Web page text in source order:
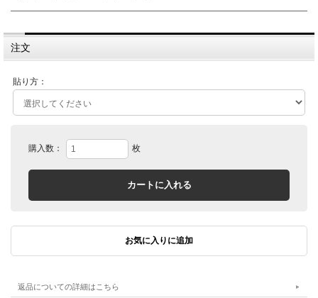
注文
貼り方：
購入数： 枚
返品についての詳細はこちら